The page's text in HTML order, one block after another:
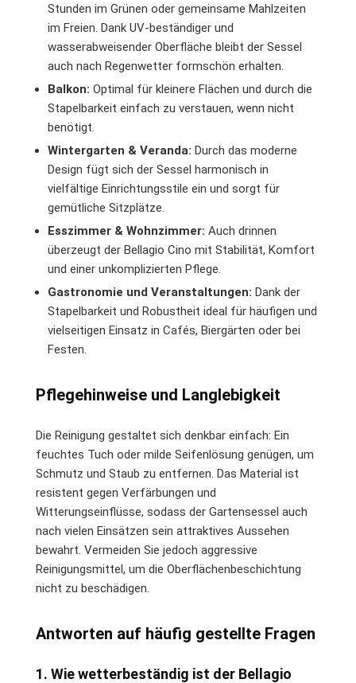
Stunden im Grünen oder gemeinsame Mahlzeiten
im Freien. Dank UV-beständiger und
wasserabweisender Oberfläche bleibt der Sessel
auch nach Regenwetter formschön erhalten.
Balkon: Optimal für kleinere Flächen und durch die
Stapelbarkeit einfach zu verstauen, wenn nicht
benötigt.
Wintergarten & Veranda: Durch das moderne
Design fügt sich der Sessel harmonisch in
vielfältige Einrichtungsstile ein und sorgt für
gemütliche Sitzplätze.
Esszimmer & Wohnzimmer: Auch drinnen
überzeugt der Bellagio Cino mit Stabilität, Komfort
und einer unkomplizierten Pflege.
Gastronomie und Veranstaltungen: Dank der
Stapelbarkeit und Robustheit ideal für häufigen und
vielseitigen Einsatz in Cafés, Biergärten oder bei
Festen.
Pflegehinweise und Langlebigkeit
Die Reinigung gestaltet sich denkbar einfach: Ein
feuchtes Tuch oder milde Seifenlösung genügen, um
Schmutz und Staub zu entfernen. Das Material ist
resistent gegen Verfärbungen und
Witterungseinflüsse, sodass der Gartensessel auch
nach vielen Einsätzen sein attraktives Aussehen
bewahrt. Vermeiden Sie jedoch aggressive
Reinigungsmittel, um die Oberflächenbeschichtung
nicht zu beschädigen.
Antworten auf häufig gestellte Fragen
1. Wie wetterbeständig ist der Bellagio